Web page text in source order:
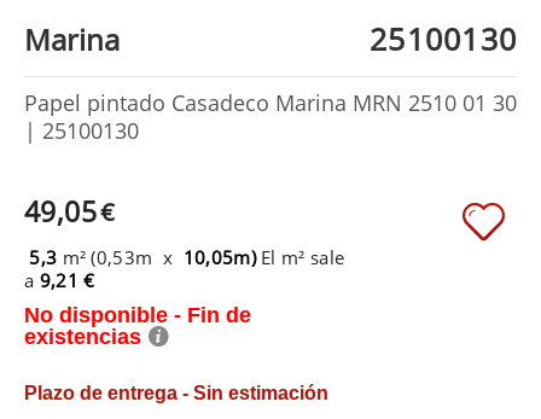
Marina 25100130
Papel pintado Casadeco Marina MRN 2510 01 30
| 25100130
49,05€
5,3 m² (0,53m x 10,05m) El m² sale
a 9,21 €
No disponible - Fin de
existencias
Plazo de entrega - Sin estimación